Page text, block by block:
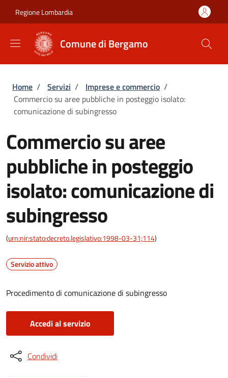
Regione Lombardia
Comune di Bergamo
Briciole di pane
Home / Servizi / Imprese e commercio /
Commercio su aree pubbliche in posteggio isolato:
comunicazione di subingresso
Commercio su aree
pubbliche in posteggio
isolato: comunicazione di
subingresso
(urn:nir:stato:decreto.legislativo:1998-03-31;114)
Servizio attivo
Procedimento di comunicazione di subingresso
Accedi al servizio
Condividi